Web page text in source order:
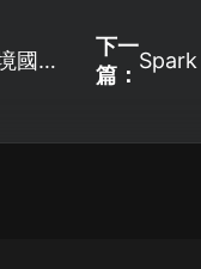
國服
下一
篇：
加速